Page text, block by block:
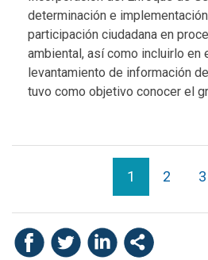
determinación e
participación ciudadana en
ambiental, así como incluirlo en
levantamiento de información
tuvo como objetivo conocer el
1 2 3